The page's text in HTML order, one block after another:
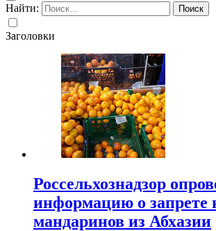
Найти:
Заголовки
Россельхознадзор
информацию о запрете
мандаринов из Абхазии